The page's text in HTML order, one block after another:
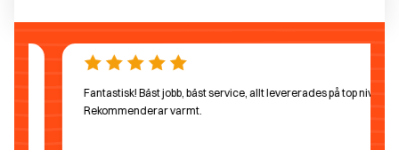
Fantastisk! Bäst jobb, bäst service, allt levererades på top nivå!
Rekommenderar varmt.